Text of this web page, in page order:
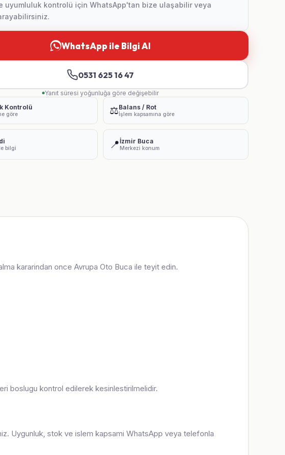
uyumluluk kontrolü için WhatsApp'tan bize ulaşabilir veya
WhatsApp ile Bilgi Al
0531 625 16 47
Yanıt süresi yoğunluğa göre değişebilir
Kontrolü
göre ⚖️Balans / Rot
İşlem kapsamına göre
bilgi 📍İzmir Buca
Merkezi konum
kararindan once Avrupa Oto Buca ile teyit edin.
boslugu kontrol edilerek kesinlestirilmelidir.
Uygunluk, stok ve islem kapsami WhatsApp veya telefonla